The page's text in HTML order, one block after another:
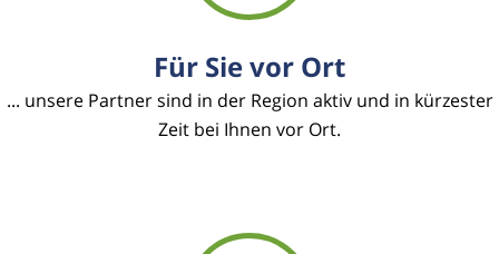
Für Sie vor Ort
... unsere Partner sind in der Region aktiv und in kürzester
Zeit bei Ihnen vor Ort.